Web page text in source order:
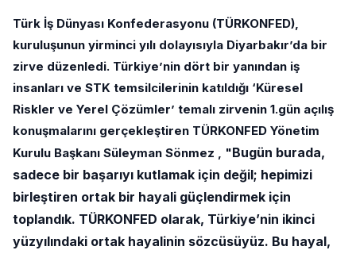
Türk İş Dünyası Konfederasyonu (TÜRKONFED),
kuruluşunun yirminci yılı dolayısıyla Diyarbakır’da bir
zirve düzenledi. Türkiye’nin dört bir yanından iş
insanları ve STK temsilcilerinin katıldığı ‘Küresel
Riskler ve Yerel Çözümler’ temalı zirvenin 1.gün açılış
konuşmalarını gerçekleştiren TÜRKONFED Yönetim
Kurulu Başkanı Süleyman Sönmez , "Bugün burada,
sadece bir başarıyı kutlamak için değil; hepimizi
birleştiren ortak bir hayali güçlendirmek için
toplandık. TÜRKONFED olarak, Türkiye’nin ikinci
yüzyılındaki ortak hayalinin sözcüsüyüz. Bu hayal,